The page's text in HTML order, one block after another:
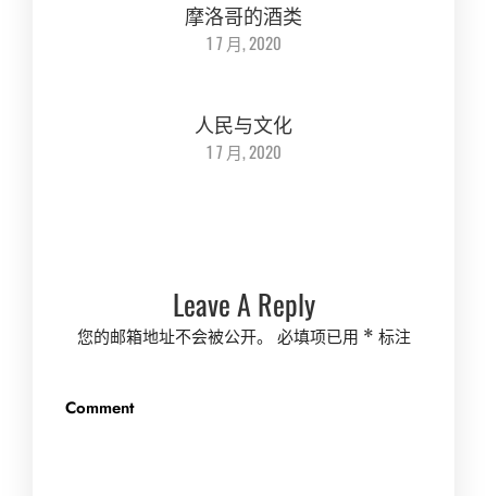
摩洛哥的酒类
1 7 月, 2020
人民与文化
1 7 月, 2020
Leave A Reply
您的邮箱地址不会被公开。 必填项已用 * 标注
Comment